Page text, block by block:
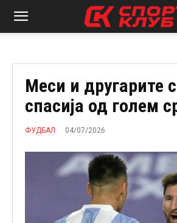
Меси и другарите
спасија од голем
ФУДБАЛ 04/07/2026